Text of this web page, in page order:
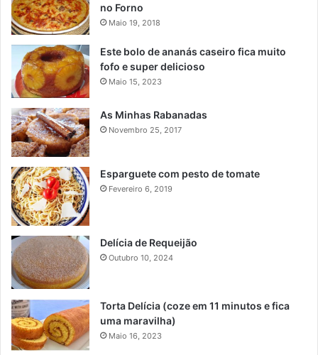
no Forno
Maio 19, 2018
Este bolo de ananás caseiro fica muito
fofo e super delicioso
Maio 15, 2023
As Minhas Rabanadas
Novembro 25, 2017
Esparguete com pesto de tomate
Fevereiro 6, 2019
Delícia de Requeijão
Outubro 10, 2024
Torta Delícia (coze em 11 minutos e fica
uma maravilha)
Maio 16, 2023